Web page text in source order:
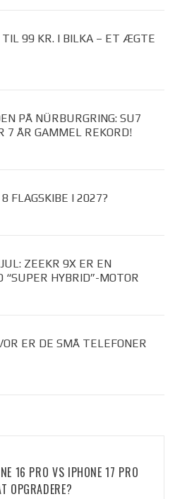
99 KR. I BILKA – ET ÆGTE
PÅ NÜRBURGRING: SU7
7 ÅR GAMMEL REKORD!
FLAGSKIBE I 2027?
ZEEKR 9X ER EN
“SUPER HYBRID”-MOTOR
ER DE SMÅ TELEFONER
16 PRO VS IPHONE 17 PRO
OPGRADERE?